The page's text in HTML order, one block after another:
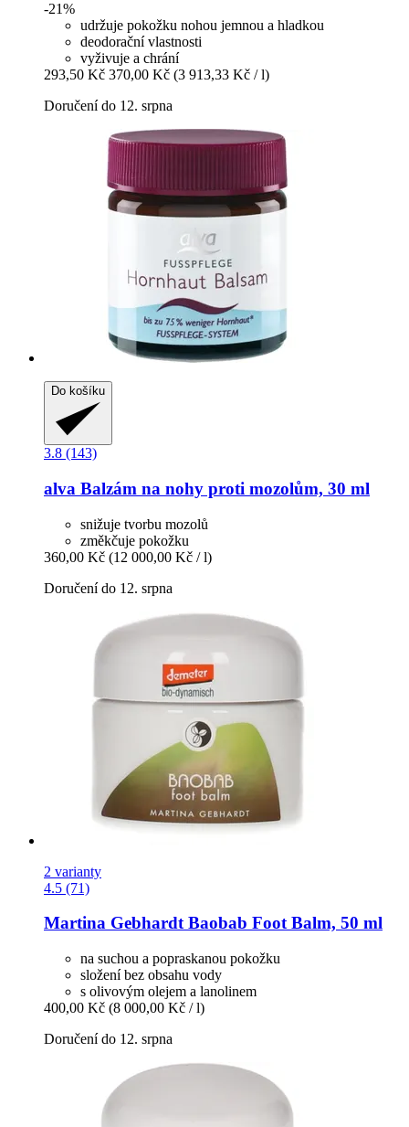
-21%
udržuje pokožku nohou jemnou a hladkou
deodorační vlastnosti
vyživuje a chrání
293,50 Kč 370,00 Kč (3 913,33 Kč / l)
Doručení do 12. srpna
Do košíku
3.8 (143)
alva Balzám na nohy proti mozolům, 30 ml
snižuje tvorbu mozolů
změkčuje pokožku
360,00 Kč (12 000,00 Kč / l)
Doručení do 12. srpna
2 varianty
4.5 (71)
Martina GebhardtBaobab Foot Balm, 50 ml
na suchou a popraskanou pokožku
složení bez obsahu vody
s olivovým olejem a lanolinem
400,00 Kč (8 000,00 Kč / l)
Doručení do 12. srpna